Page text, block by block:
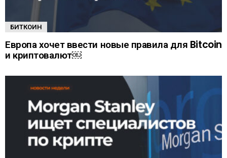
БИТКОИН
Европа хочет ввести новые правила для Bitcoin
и криптовалют￼